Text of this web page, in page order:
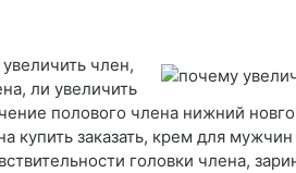
член,
ли увеличить
полового члена нижний
купить заказать, крем для мужчин
головки члена,